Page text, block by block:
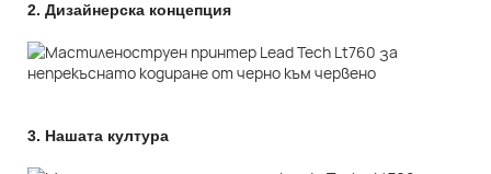
2. Дизайнерска концепция
3. Нашата култура